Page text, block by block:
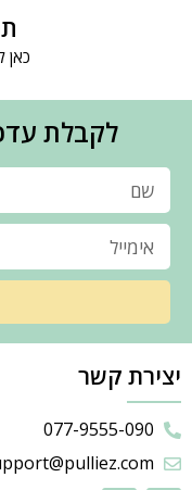
כאן
לקבלת
יצירת קשר
077-9555-090